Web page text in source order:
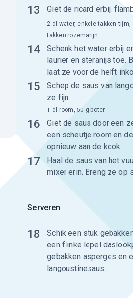
13 Giet de ricard erbij,
14
Schenk het water erbij
laurier en steranijs toe.
laat ze voor de helft
2 dl water, enkele takken
takken rozemarijn
15
Schep de saus van
ze fijn.
16
Giet de saus door een
een scheutje room en
opnieuw aan de kook.
1 dl room, 50 g boter
17
Haal de saus van het
mixer erin. Breng ze op
Serveren
18
Schik een stuk
een flinke lepel
gebakken asperges en
langoustinesaus.